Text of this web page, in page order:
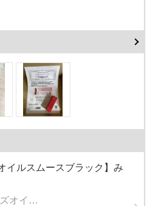
イルスムースブラック】み
ズオイ…